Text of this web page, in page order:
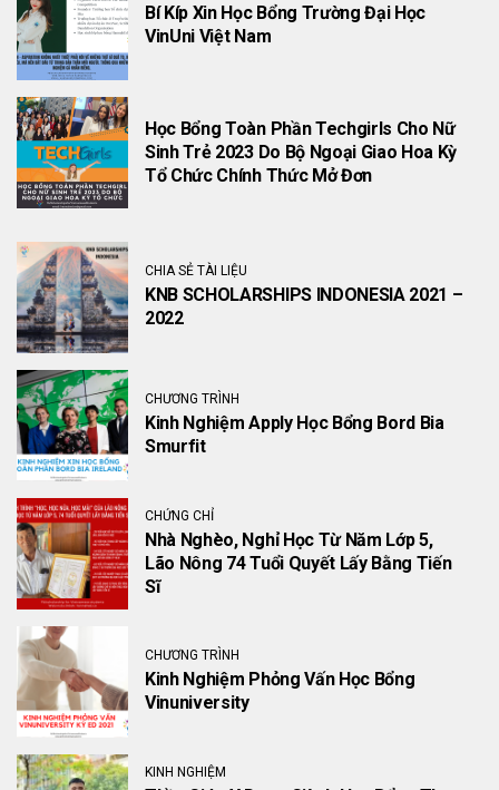
Bí Kíp Xin Học Bổng Trường Đại Học
VinUni Việt Nam
Học Bổng Toàn Phần Techgirls Cho Nữ
Sinh Trẻ 2023 Do Bộ Ngoại Giao Hoa Kỳ
Tổ Chức Chính Thức Mở Đơn
CHIA SẺ TÀI LIỆU
KNB SCHOLARSHIPS INDONESIA 2021 –
2022
CHƯƠNG TRÌNH
Kinh Nghiệm Apply Học Bổng Bord Bia
Smurfit
CHỨNG CHỈ
Nhà Nghèo, Nghỉ Học Từ Năm Lớp 5,
Lão Nông 74 Tuổi Quyết Lấy Bằng Tiến
Sĩ
CHƯƠNG TRÌNH
Kinh Nghiệm Phỏng Vấn Học Bổng
Vinuniversity
KINH NGHIỆM